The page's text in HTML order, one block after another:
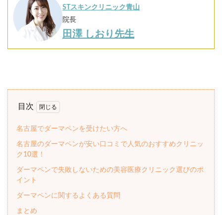
STスキンクリニック青山
院長
田澤 しおり先生
目次
名古屋でダーマペンを受けたい方へ
名古屋のダーマペンが安い口コミで人気のおすすめクリニッ
ク10選！
ダーマペンで失敗しないための美容医療クリニック選びのポ
イント
ダーマペンに関するよくある質問
まとめ